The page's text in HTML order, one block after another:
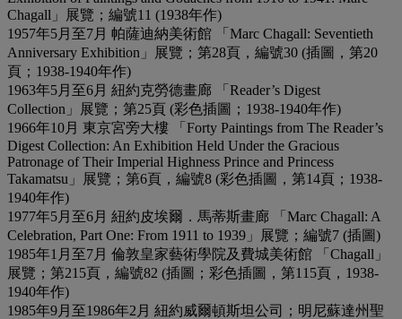
Chagall」展覽；編號11 (1938年作)
1957年5月至7月 帕薩迪納美術館 「Marc Chagall: Seventieth
Anniversary Exhibition」展覽；第28頁，編號30 (插圖，第20
頁；1938-1940年作)
1963年5月至6月 紐約克勞德畫廊 「Reader’s Digest
Collection」展覽；第25頁 (彩色插圖；1938-1940年作)
1966年10月 東京宮旁大樓 「Forty Paintings from The Reader’s
Digest Collection: An Exhibition Held Under the Gracious
Patronage of Their Imperial Highness Prince and Princess
Takamatsu」展覽；第6頁，編號8 (彩色插圖，第14頁；1938-
1940年作)
1977年5月至6月 紐約皮埃爾．馬蒂斯畫廊 「Marc Chagall: A
Celebration, Part One: From 1911 to 1939」展覽；編號7 (插圖)
1985年1月至7月 倫敦皇家藝術學院及費城美術館 「Chagall」
展覽；第215頁，編號82 (插圖；彩色插圖，第115頁，1938-
1940年作)
1985年9月至1986年2月 紐約威爾頓斯坦公司；明尼蘇達州聖